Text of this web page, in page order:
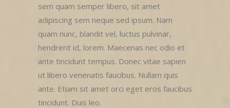
sem quam semper libero, sit amet
adipiscing sem neque sed ipsum. Nam
quam nunc, blandit vel, luctus pulvinar,
hendrerit id, lorem. Maecenas nec odio et
ante tincidunt tempus. Donec vitae sapien
ut libero venenatis faucibus. Nullam quis
ante. Etiam sit amet orci eget eros faucibus
tincidunt. Duis leo.